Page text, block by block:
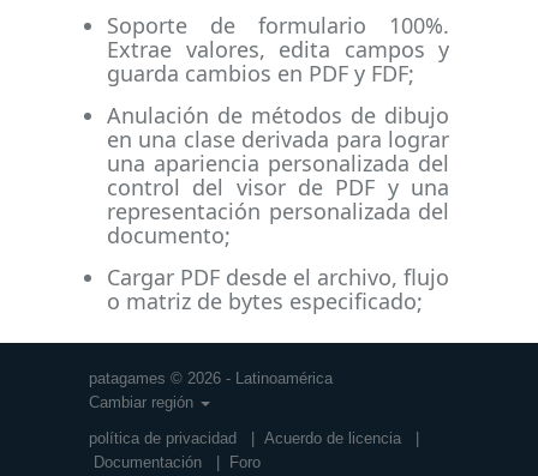
Soporte de formulario 100%.
Extrae valores, edita campos y
guarda cambios en PDF y FDF;
Anulación de métodos de dibujo
en una clase derivada para lograr
una apariencia personalizada del
control del visor de PDF y una
representación personalizada del
documento;
Cargar PDF desde el archivo, flujo
o matriz de bytes especificado;
patagames © 2026 - Latinoamérica
Cambiar región
política de privacidad
Acuerdo de licencia
Documentación
Foro